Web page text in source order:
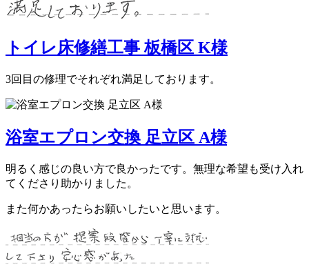
トイレ床修繕工事 板橋区 K様
3回目の修理でそれぞれ満足しております。
浴室エプロン交換 足立区 A様
明るく感じの良い方で良かったです。無理な希望も受け入れ
てくださり助かりました。
また何かあったらお願いしたいと思います。